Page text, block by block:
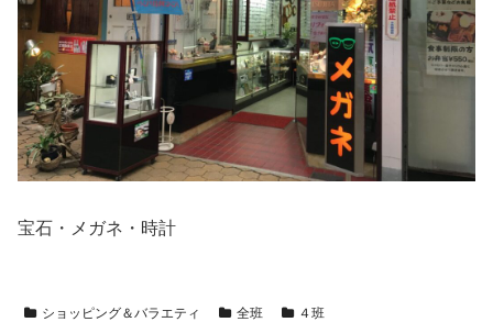
宝石・メガネ・時計
ショッピング＆バラエティ 全班 ４班